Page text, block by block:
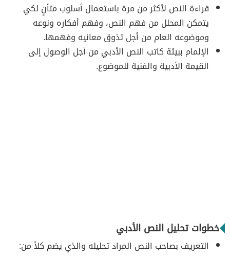
قراءة النص لأكثر من مرة باستعمال أسلوب متأنٍ لكي
يتمكن المحلل من فهم النص، وفهم أفكاره ونوعه
وموضوعه العام من أجل تذوق معانيه وفهمها.
الإلمام ببيئة كاتب النص الأدبي من أجل الوصول إلى
القيمة الأدبية والفنية للموضوع.
خطوات تحليل النص الأدبي
التعريف بصاحب النص المراد تحليله والذي يضم كلاً من: